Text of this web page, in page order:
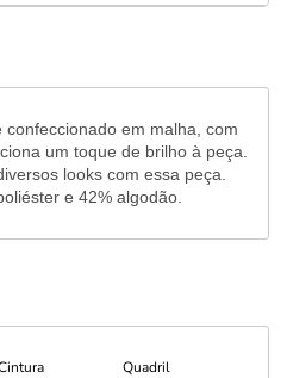
em malha, com
um toque de brilho à peça.
looks com essa peça.
e 42% algodão.
Quadril